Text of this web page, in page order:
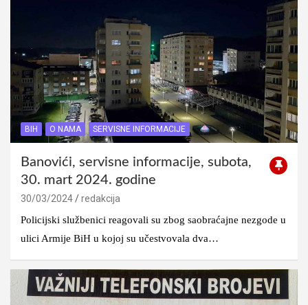
BIH O NAMA SERVISNE INFORMACIJE
Banovići, servisne informacije, subota,
30. mart 2024. godine
30/03/2024
redakcija
Policijski službenici reagovali su zbog saobraćajne nezgode u
ulici Armije BiH u kojoj su učestvovala dva…